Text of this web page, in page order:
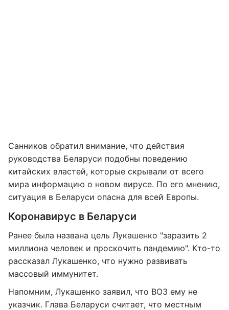
Санников обратил внимание, что действия
руководства Беларуси подобны поведению
китайских властей, которые скрывали от всего
мира информацию о новом вирусе. По его мнению,
ситуация в Беларуси опасна для всей Европы.
Коронавирус в Беларуси
Ранее была названа цель Лукашенко "заразить 2
миллиона человек и проскочить пандемию". Кто-то
рассказал Лукашенко, что нужно развивать
массовый иммунитет.
Напомним, Лукашенко заявил, что ВОЗ ему не
указчик. Глава Беларуси считает, что местным